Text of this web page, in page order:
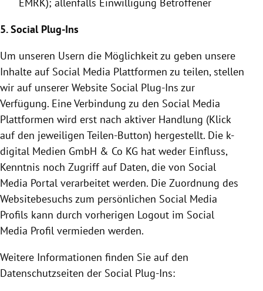
5. Social Plug-Ins
Um unseren Usern die Möglichkeit zu geben unsere
Inhalte auf Social Media Plattformen zu teilen, stellen
wir auf unserer Website Social Plug-Ins zur
Verfügung. Eine Verbindung zu den Social Media
Plattformen wird erst nach aktiver Handlung (Klick
auf den jeweiligen Teilen-Button) hergestellt. Die k-
digital Medien GmbH & Co KG hat weder Einfluss,
Kenntnis noch Zugriff auf Daten, die von Social
Media Portal verarbeitet werden. Die Zuordnung des
Websitebesuchs zum persönlichen Social Media
Profils kann durch vorherigen Logout im Social
Media Profil vermieden werden.
Weitere Informationen finden Sie auf den
Datenschutzseiten der Social Plug-Ins: